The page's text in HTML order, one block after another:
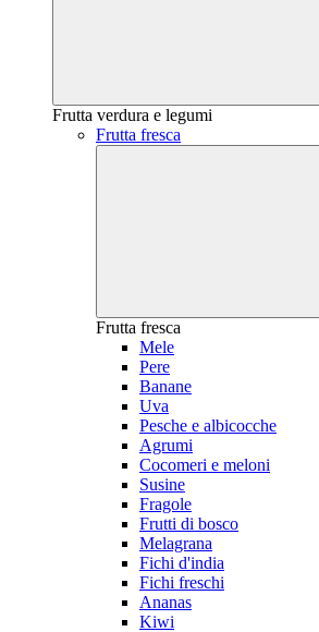
Frutta verdura e legumi
Frutta fresca
Frutta fresca
Mele
Pere
Banane
Uva
Pesche e albicocche
Agrumi
Cocomeri e meloni
Susine
Fragole
Frutti di bosco
Melagrana
Fichi d'india
Fichi freschi
Ananas
Kiwi